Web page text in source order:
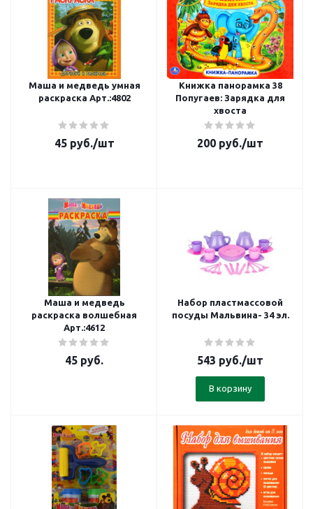
Маша и медведь умная
раскраска Арт.:4802
45руб./шт
Книжка панорамка 38
Попугаев: Зарядка для
хвоста
200 руб./шт
Маша и медведь
раскраска волшебная
Арт.:4612
45 руб.
Набор пластмассовой
посуды Мальвина- 34 эл.
543 руб./шт
В корзину